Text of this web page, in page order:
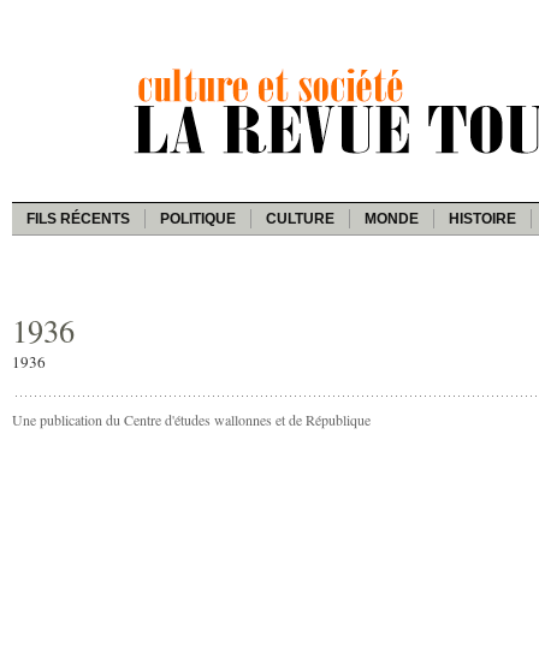
FILS RÉCENTS POLITIQUE CULTURE MONDE HISTOIRE
1936
1936
Une publication du Centre d'études wallonnes et de République